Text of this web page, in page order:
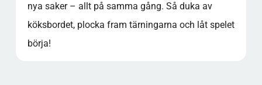
nya saker – allt på samma gång. Så duka av
köksbordet, plocka fram tärningarna och låt spelet
börja!